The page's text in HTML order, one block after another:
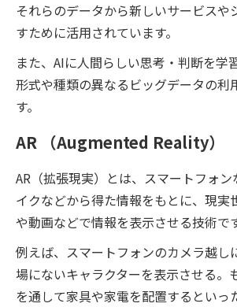
それらのデータから新しいサービスや
すために活用されています。
また、AIに人間らしい思考・判断を学
形式や種類の異なるビッグデータの利
す。
AR （Augmented Reality）
AR（拡張現実）とは、スマートフォ
イクなどから得た情報をもとに、現実
や動画などで情報を表示させる技術です
例えば、スマートフォンのカメラ越し
場にないキャラクターを表示させる。
を通して家具や家電を配置するといっ